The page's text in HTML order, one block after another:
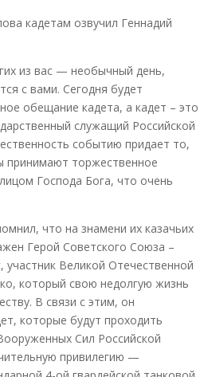
кадетам озвучил Геннадий
из вас — необычный день,
с вами. Сегодня будет
обещание кадета, а кадет – это
служащий Российской
событию придает то,
принимают торжественное
Господа Бога, что очень
что на знамени их казачьих
Герой Советского Союза –
участник Великой Отечественной
который свою недолгую жизнь
В связи с этим, он
которые будут проходить
Сил Российской
привилегию —